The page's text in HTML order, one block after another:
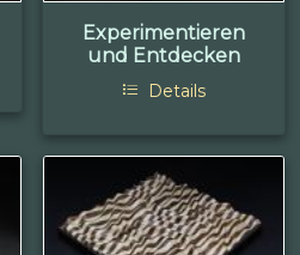
Experimentieren
und Entdecken
Details